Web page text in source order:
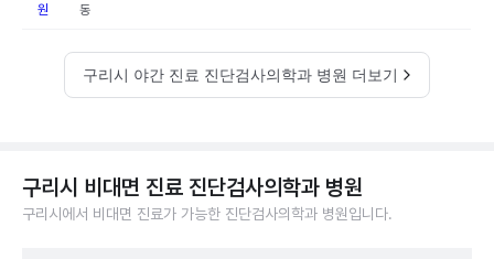
원 동
구리시 야간 진료 진단검사의학과 병원 더보기
구리시 비대면 진료 진단검사의학과 병원
구리시에서 비대면 진료가 가능한 진단검사의학과 병원입니다.